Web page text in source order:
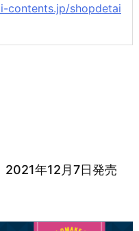
contents.jp/shopdetai
2021年12月7日発売